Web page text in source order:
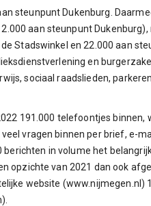
steunpunt Dukenburg.
aan steunpunt Dukenburg),
Stadswinkel en 22.000 aan
en
sociaal raadslieden,
191.000 telefoontjes binnen,
vragen binnen per brief, e-
in volume het
opzichte van 2021 dan ook
website (www.nijmegen.nl)